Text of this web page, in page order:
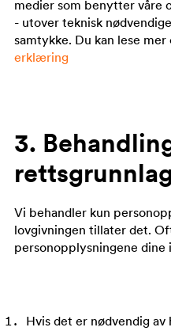
medier som benytter våre
- utover teknisk
samtykke. Du kan lese
erklæring
3.
Vi behandler kun
lovgivningen tillater det.
personopplysningene
Hvis det er nødvendig